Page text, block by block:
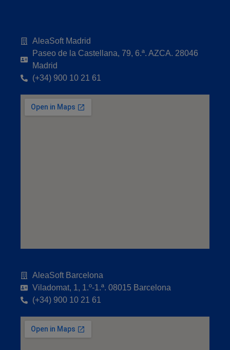
AleaSoft Madrid
Paseo de la Castellana, 79, 6.ª. AZCA. 28046
Madrid
(+34) 900 10 21 61
AleaSoft Barcelona
Viladomat, 1, 1.º-1.ª. 08015 Barcelona
(+34) 900 10 21 61